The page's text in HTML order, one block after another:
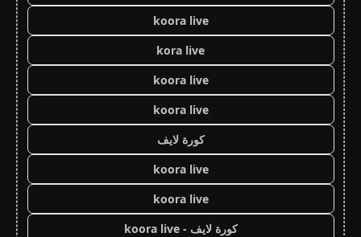
koora live
kora live
koora live
koora live
كورة لايف
koora live
koora live
كورة لايف - koora live